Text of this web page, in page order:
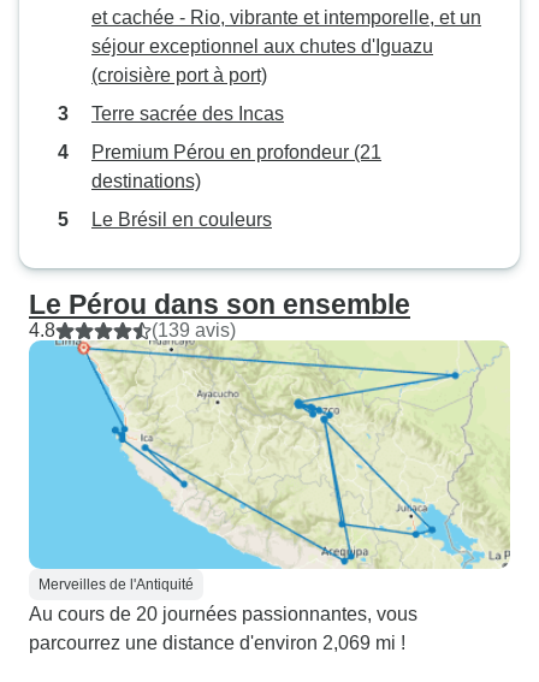
et cachée - Rio, vibrante et intemporelle, et un
séjour exceptionnel aux chutes d'Iguazu
(croisière port à port)
Terre sacrée des Incas
Premium Pérou en profondeur (21
destinations)
Le Brésil en couleurs
Le Pérou dans son ensemble
4.8 (139 avis)
Merveilles de l'Antiquité
Au cours de 20 journées passionnantes, vous
parcourrez une distance d'environ 2,069 mi !